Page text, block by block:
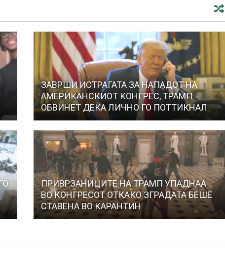
ЗАВРШИ ИСТРАГАТА ЗА НАПАДОТ НА
АМЕРИКАНСКИОТ КОНГРЕС, ТРАМП
ОБВИНЕТ ДЕКА ЛИЧНО ГО ПОТТИКНАЛ
ПРИВРЗАНИЦИТЕ НА ТРАМП УПАДНАА
ВО КОНГРЕСОТ ОТКАКО ЗГРАДАТА БЕШЕ
СТАВЕНА ВО КАРАНТИН